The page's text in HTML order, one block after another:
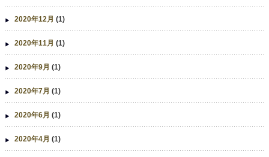
2020年12月 (1)
2020年11月 (1)
2020年9月 (1)
2020年7月 (1)
2020年6月 (1)
2020年4月 (1)